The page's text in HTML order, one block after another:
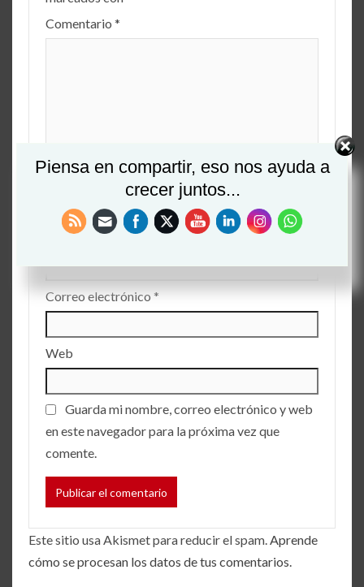
Comentario *
Correo electrónico *
Web
Guarda mi nombre, correo electrónico y web
en este navegador para la próxima vez que
comente.
Este sitio usa Akismet para reducir el spam.Aprende
cómo se procesan los datos de tus comentarios.
Piensa en compartir, eso nos ayuda a
crecer juntos...